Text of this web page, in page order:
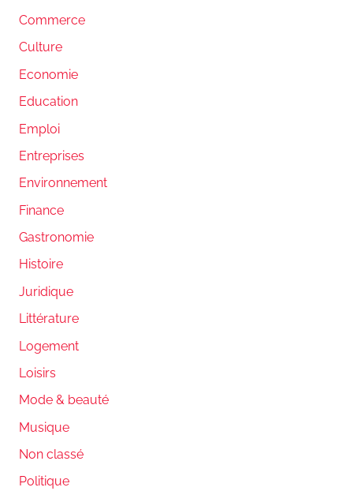
Commerce
Culture
Economie
Education
Emploi
Entreprises
Environnement
Finance
Gastronomie
Histoire
Juridique
Littérature
Logement
Loisirs
Mode & beauté
Musique
Non classé
Politique